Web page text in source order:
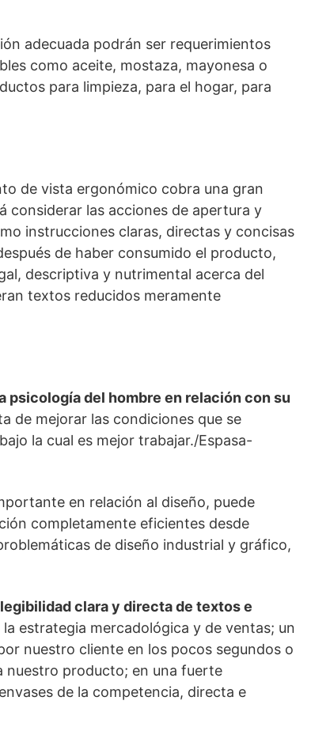
adecuada podrán ser requerimientos
como aceite, mostaza, mayonesa o
para limpieza, para el hogar, para
de vista ergonómico cobra una gran
considerar las acciones de apertura y
instrucciones claras, directas y concisas
de haber consumido el producto,
descriptiva y nutrimental acerca del
textos reducidos meramente
psicología del hombre en relación con su
de mejorar las condiciones que se
la cual es mejor trabajar./Espasa-
en relación al diseño, puede
completamente eficientes desde
de diseño industrial y gráfico,
legibilidad clara y directa de textos e
estrategia mercadológica y de ventas; un
nuestro cliente en los pocos segundos o
nuestro producto; en una fuerte
de la competencia, directa e